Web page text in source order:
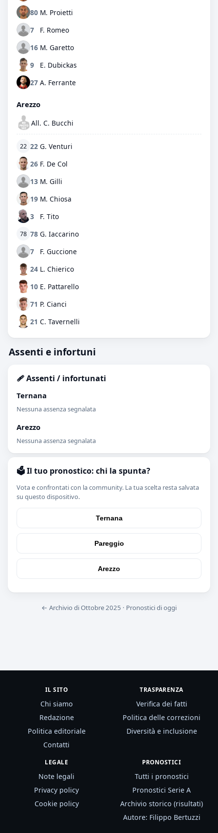
80 M. Proietti
7
F. Romeo
16 M. Garetto
9
E. Dubickas
27 A. Ferrante
Arezzo
All. C. Bucchi
22 22 G. Venturi
26 F. De Col
13 M. Gilli
19 M. Chiosa
3
F. Tito
78 78 G. Iaccarino
7
F. Guccione
24 L. Chierico
10 E. Pattarello
71 P. Cianci
21 C. Tavernelli
Assenti e infortuni
🩹 Assenti / infortunati
Ternana
Nessuna assenza segnalata
Arezzo
Nessuna assenza segnalata
🗳️ Il tuo pronostico: chi la spunta?
Vota e confrontati con la community. La tua scelta resta salvata
su questo dispositivo.
Ternana
Pareggio
Arezzo
← Archivio di Ottobre 2025 · Pronostici di oggi
IL SITO
Chi siamo
Redazione
Politica editoriale
Contatti
TRASPARENZA
Verifica dei fatti
Politica delle correzioni
Diversità e inclusione
LEGALE
Note legali
Privacy policy
Cookie policy
PRONOSTICI
Tutti i pronostici
Pronostici Serie A
Archivio storico (risultati)
Autore: Filippo Bertuzzi